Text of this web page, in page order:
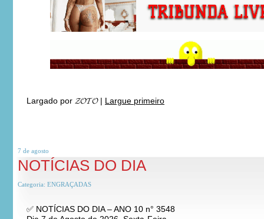
Largado por 𝓩𝓞𝓣𝓞| Largue primeiro
7 de agosto
NOTÍCIAS DO DIA
Categoria: ENGRAÇADAS
✅ NOTÍCIAS DO DIA – ANO 10 n° 3548